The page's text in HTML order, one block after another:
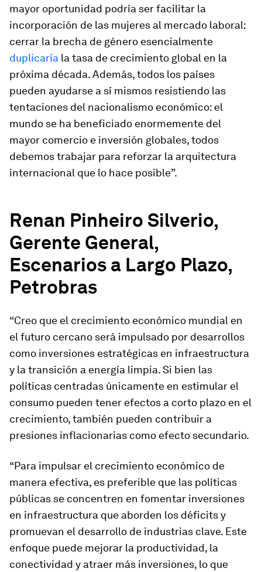
mayor oportunidad podría ser facilitar la
incorporación de las mujeres al mercado laboral:
cerrar la brecha de género esencialmente
duplicaría la tasa de crecimiento global en la
próxima década. Además, todos los países
pueden ayudarse a sí mismos resistiendo las
tentaciones del nacionalismo económico: el
mundo se ha beneficiado enormemente del
mayor comercio e inversión globales, todos
debemos trabajar para reforzar la arquitectura
internacional que lo hace posible”.
Renan Pinheiro Silverio,
Gerente General,
Escenarios a Largo Plazo,
Petrobras
“Creo que el crecimiento económico mundial en
el futuro cercano será impulsado por desarrollos
como inversiones estratégicas en infraestructura
y la transición a energía limpia. Si bien las
políticas centradas únicamente en estimular el
consumo pueden tener efectos a corto plazo en el
crecimiento, también pueden contribuir a
presiones inflacionarias como efecto secundario.
“Para impulsar el crecimiento económico de
manera efectiva, es preferible que las políticas
públicas se concentren en fomentar inversiones
en infraestructura que aborden los déficits y
promuevan el desarrollo de industrias clave. Este
enfoque puede mejorar la productividad, la
conectividad y atraer más inversiones, lo que